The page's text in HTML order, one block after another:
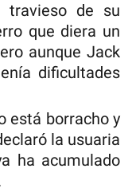
travieso de su
que diera un
aunque Jack
dificultades
está borracho y
la usuaria
ha acumulado